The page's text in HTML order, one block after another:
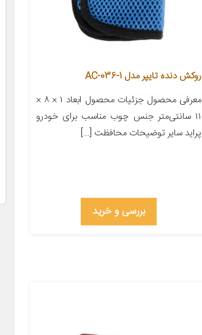
روکش دنده تایپر مدل AC-036-1
معرفی محصول جزئیات محصول ابعاد ۱ × ۸ ×
۱۱ سانتی‌متر جنس چوب مناسب برای خودرو
پراید سایر توضیحات محافظت […]
بررسی و خرید